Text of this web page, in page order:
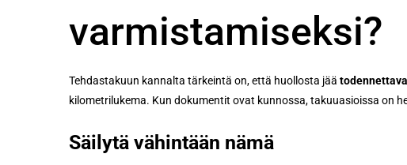
varmistamiseksi?
Tehdastakuun kannalta tärkeintä on, että huollosta jää
kilometrilukema. Kun dokumentit ovat kunnossa, takuuasioissa on
Säilytä vähintään nämä